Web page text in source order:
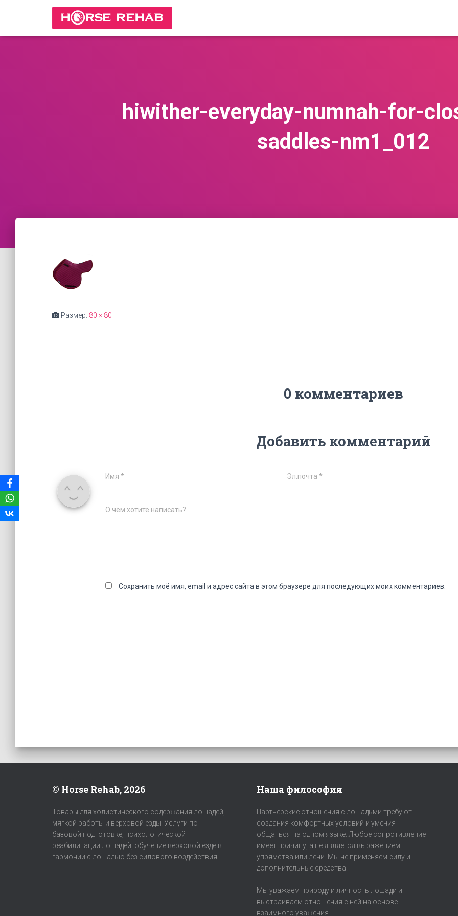
hiwither-everyday-numnah-for-
saddles-nm1_012
Размер: 80 × 80
0 комментариев
Добавить комментарий
Имя * Эл.почта*
О чём хотите написать?
Сохранить моё имя, email и адрес сайта в этом браузере для последующих моих комментариев.
© Horse Rehab, 2026
Товары для холистического содержания лошадей,
мягкой работы и верховой езды. Услуги по
базовой подготовке, психологической
реабилитации лошадей, обучение верховой езде в
гармонии с лошадью без силового воздействия.
Наша философия
Партнерские отношения с лошадьми требуют
создания комфортных условий и умения
общаться на одном языке. Любое сопротивление
имеет причину, а не является выражением
упрямства или лени. Мы не применяем силу и
дополнительные средства.
Мы уважаем природу и личность лошади и
выстраиваем отношения с ней на основе
взаимного уважения.